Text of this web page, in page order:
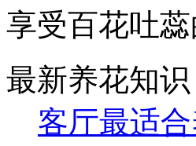
享受百花吐
最新养花知识
客厅最适